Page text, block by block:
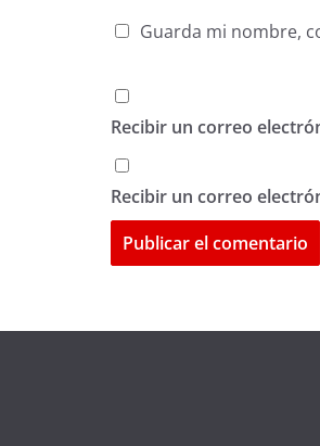
Guarda mi nombre,
Recibir un correo
Recibir un correo